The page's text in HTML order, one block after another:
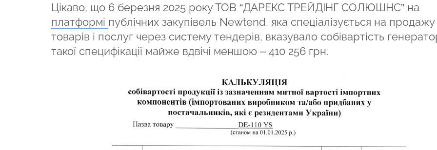
Цікаво, що 6 березня 2025 року ТОВ “ДАРЕКС ТРЕЙДІНГ СОЛЮШНС” на
платформі публічних закупівель Newtend, яка спеціалізується на продажу
товарів і послуг через систему тендерів, вказувало собівартість
такої специфікації майже вдвічі меншою – 410 256 грн.